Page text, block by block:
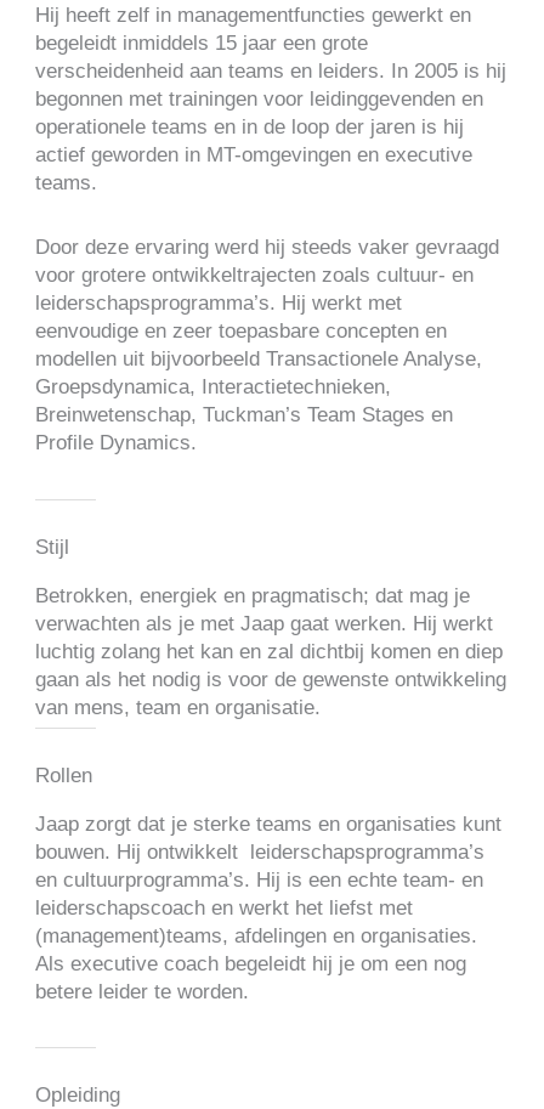
Hij heeft zelf in managementfuncties gewerkt en
begeleidt inmiddels 15 jaar een grote
verscheidenheid aan teams en leiders. In 2005 is hij
begonnen met trainingen voor leidinggevenden en
operationele teams en in de loop der jaren is hij
actief geworden in MT-omgevingen en executive
teams.
Door deze ervaring werd hij steeds vaker gevraagd
voor grotere ontwikkeltrajecten zoals cultuur- en
leiderschapsprogramma’s. Hij werkt met
eenvoudige en zeer toepasbare concepten en
modellen uit bijvoorbeeld Transactionele Analyse,
Groepsdynamica, Interactietechnieken,
Breinwetenschap, Tuckman’s Team Stages en
Profile Dynamics.
Stijl
Betrokken, energiek en pragmatisch; dat mag je
verwachten als je met Jaap gaat werken. Hij werkt
luchtig zolang het kan en zal dichtbij komen en diep
gaan als het nodig is voor de gewenste ontwikkeling
van mens, team en organisatie.
Rollen
Jaap zorgt dat je sterke teams en organisaties kunt
bouwen. Hij ontwikkelt leiderschapsprogramma’s
en cultuurprogramma’s. Hij is een echte team- en
leiderschapscoach en werkt het liefst met
(management)teams, afdelingen en organisaties.
Als executive coach begeleidt hij je om een nog
betere leider te worden.
Opleiding